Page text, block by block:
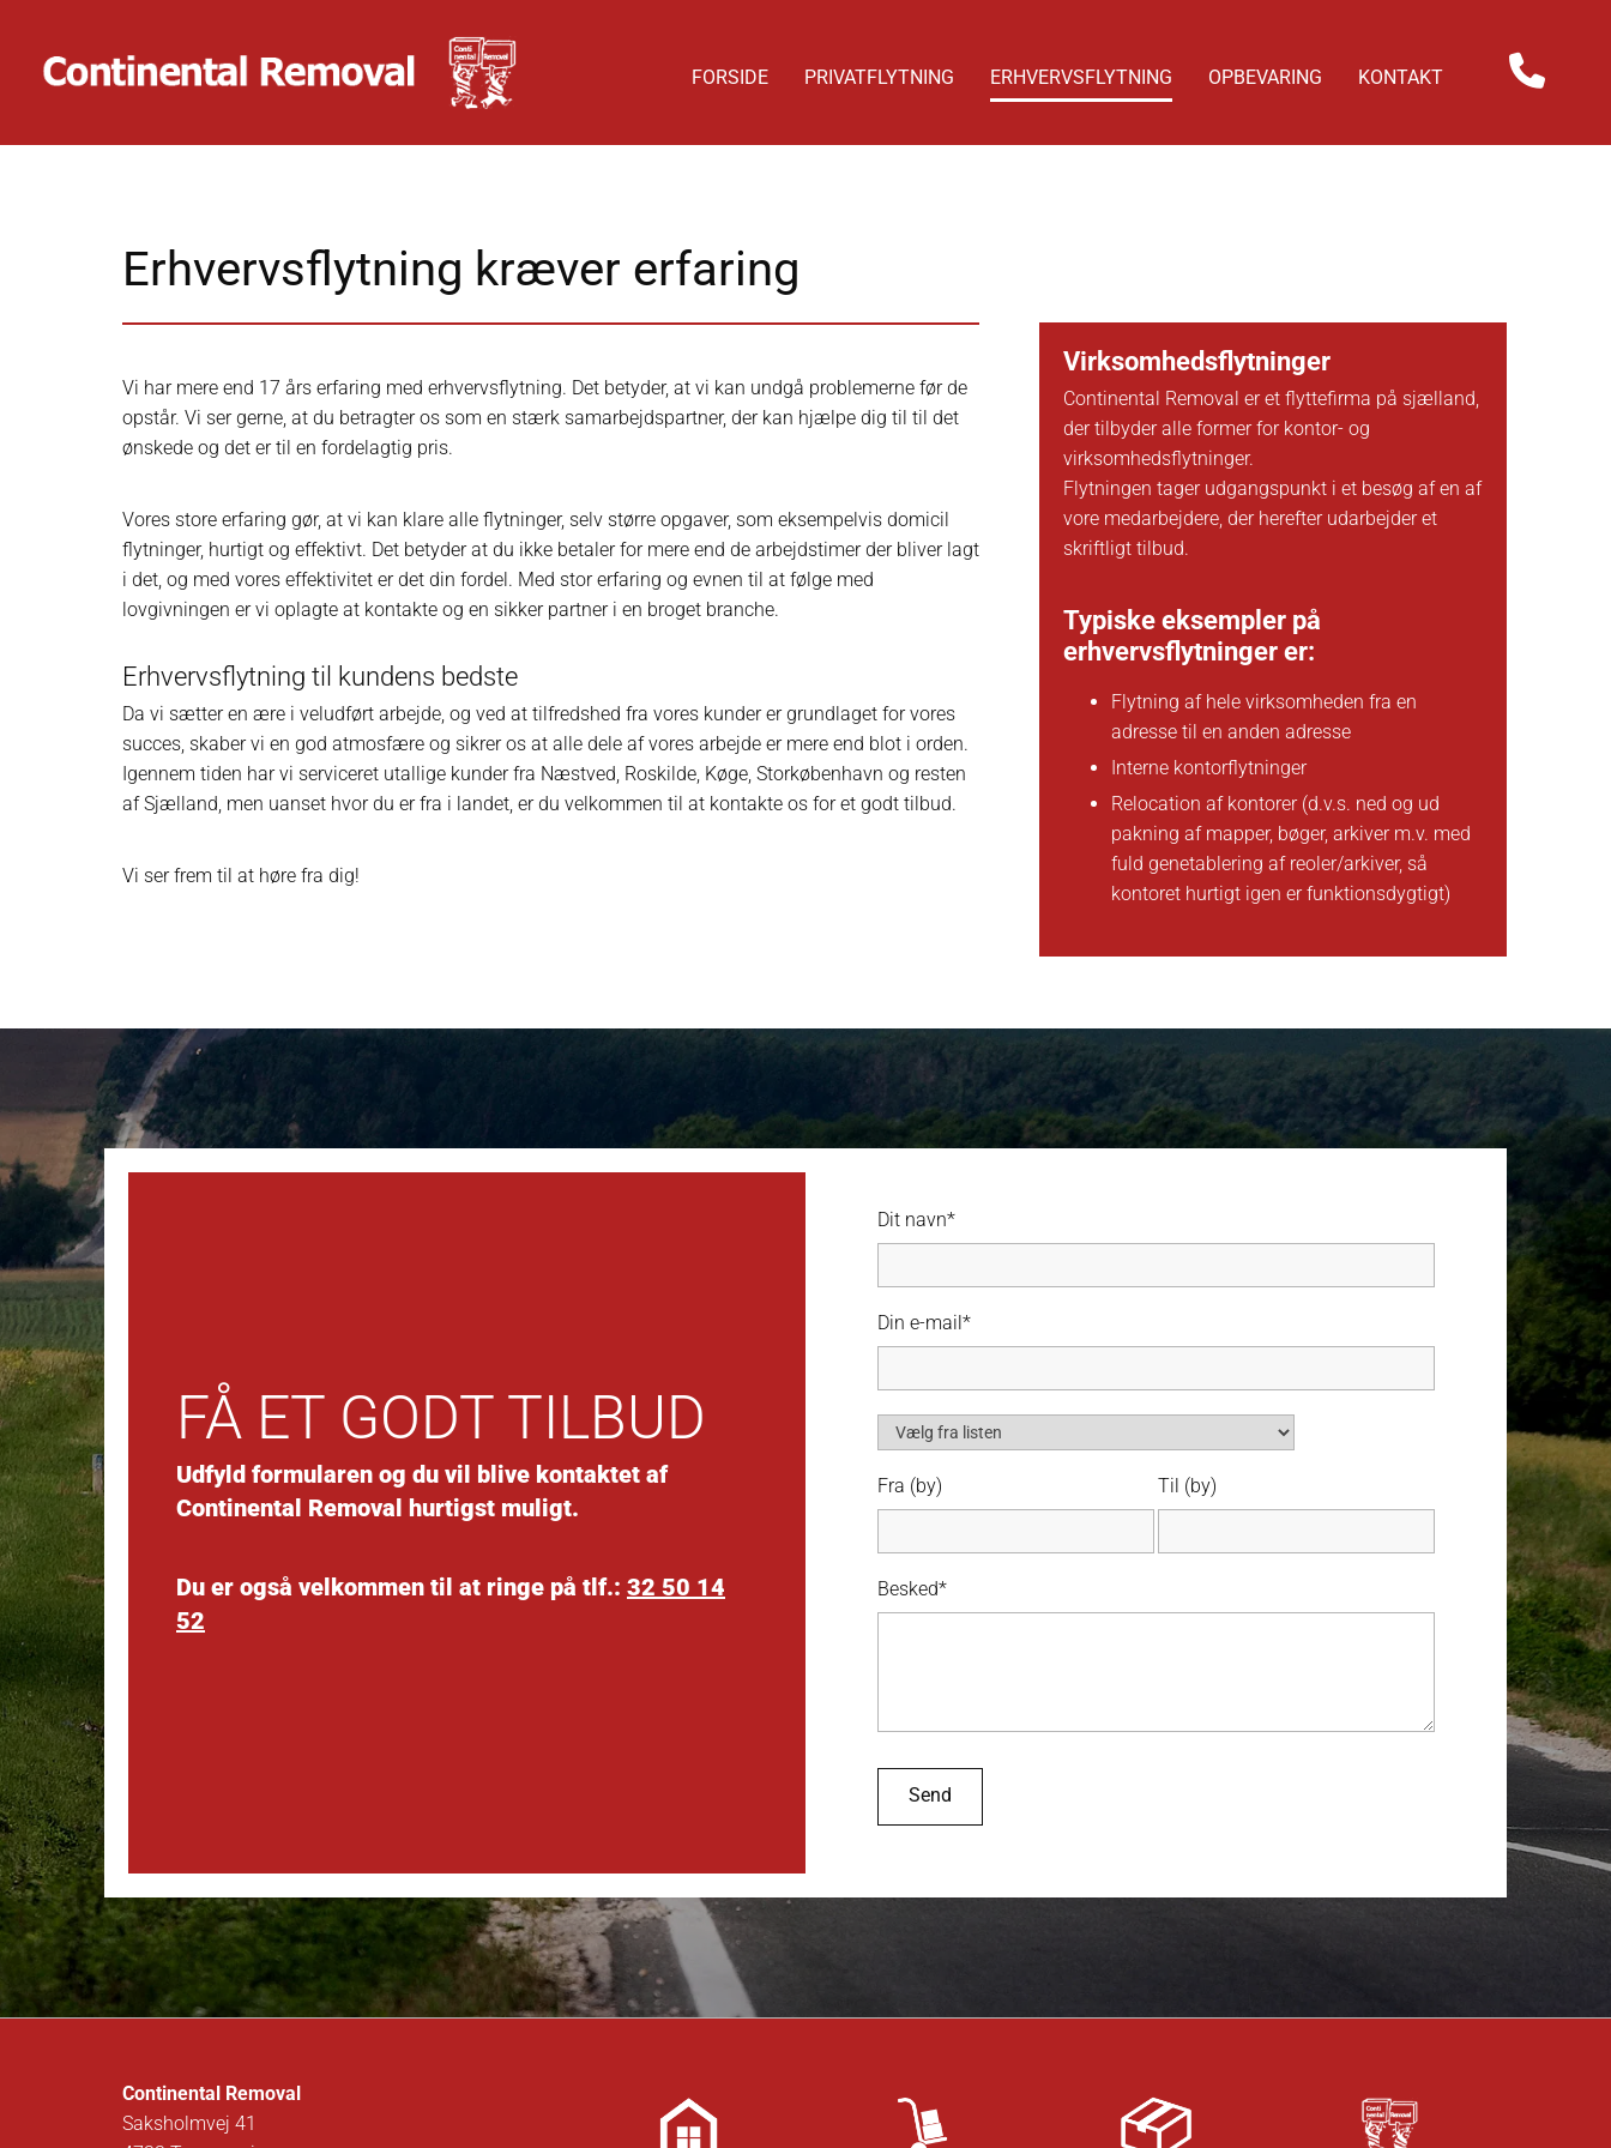
FORSIDE PRIVATFLYTNING ERHVERVSFLYTNING OPBEVARING KONTAKT
Erhvervsflytning kræver erfaring
Vi har mere end 17 års erfaring med erhvervsflytning. Det betyder, at vi kan undgå problemerne før de
opstår. Vi ser gerne, at du betragter os som en stærk samarbejdspartner, der kan hjælpe dig til til det
ønskede og det er til en fordelagtig pris.
Vores store erfaring gør, at vi kan klare alle flytninger, selv større opgaver, som eksempelvis domicil
flytninger, hurtigt og effektivt. Det betyder at du ikke betaler for mere end de arbejdstimer der bliver lagt
i det, og med vores effektivitet er det din fordel. Med stor erfaring og evnen til at følge med
lovgivningen er vi oplagte at kontakte og en sikker partner i en broget branche.
Erhvervsflytning til kundens bedste
Da vi sætter en ære i veludført arbejde, og ved at tilfredshed fra vores kunder er grundlaget for vores
succes, skaber vi en god atmosfære og sikrer os at alle dele af vores arbejde er mere end blot i orden.
Igennem tiden har vi serviceret utallige kunder fra Næstved, Roskilde, Køge, Storkøbenhavn og resten
af Sjælland, men uanset hvor du er fra i landet, er du velkommen til at kontakte os for et godt tilbud.
Vi ser frem til at høre fra dig!
Virksomhedsflytninger
Continental Removal er et flyttefirma på sjælland,
der tilbyder alle former for kontor- og
virksomhedsflytninger.
Flytningen tager udgangspunkt i et besøg af en af
vore medarbejdere, der herefter udarbejder et
skriftligt tilbud.
Typiske eksempler på
erhvervsflytninger er:
Flytning af hele virksomheden fra en
adresse til en anden adresse
Interne kontorflytninger
Relocation af kontorer (d.v.s. ned og ud
pakning af mapper, bøger, arkiver m.v. med
fuld genetablering af reoler/arkiver, så
kontoret hurtigt igen er funktionsdygtigt)
FÅ ET GODT TILBUD
Udfyld formularen og du vil blive kontaktet af
Continental Removal hurtigst muligt.
Du er også velkommen til at ringe på tlf.: 32 50 14
52
Dit navn*
Din e-mail*
Fra (by) Til (by)
Besked*
Continental Removal
Saksholmvej 41